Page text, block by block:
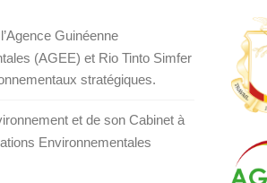
Guinéenne
(AGEE) et Rio Tinto Simfer
stratégiques.
et de son Cabinet à
Environnementales